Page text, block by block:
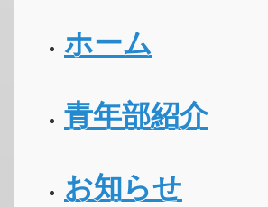
ホーム
青年部紹介
お知らせ